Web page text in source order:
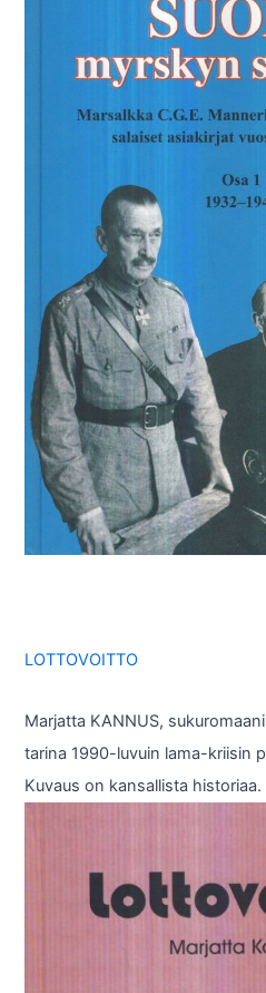
LOTTOVOITTO
Marjatta KANNUS,
tarina 1990-luvuin lama-kriisin
Kuvaus on kansallista historiaa.